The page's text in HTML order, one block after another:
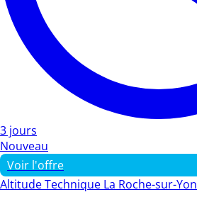
3 jours
Nouveau
Voir l'offre
Altitude Technique La Roche-sur-Yon